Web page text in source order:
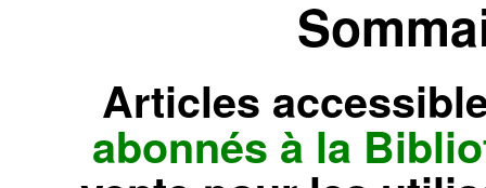
Articles
abonnés à la